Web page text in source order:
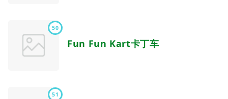
50
Fun Fun Kart卡丁车
51